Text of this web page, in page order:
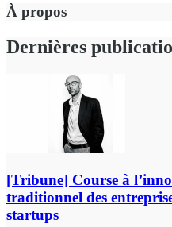
À propos
Dernières
[Tribune] Course à
traditionnel des
startups